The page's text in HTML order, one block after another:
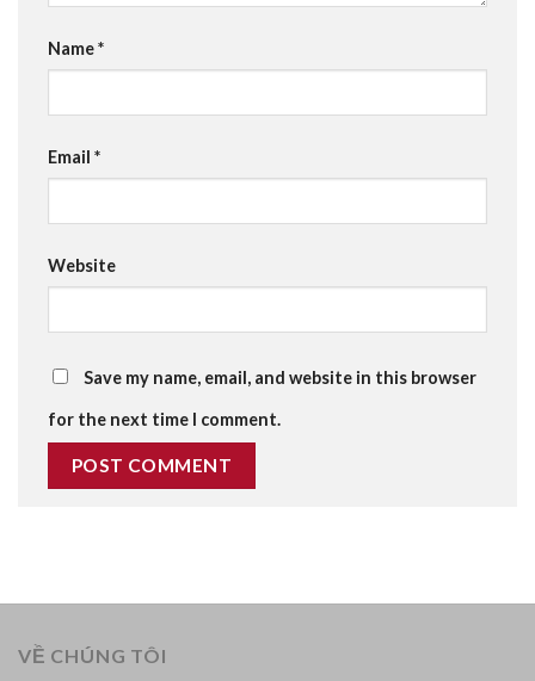
Name*
Email *
Website
Save my name, email, and website in this browser
for the next time I comment.
VỀ CHÚNG TÔI